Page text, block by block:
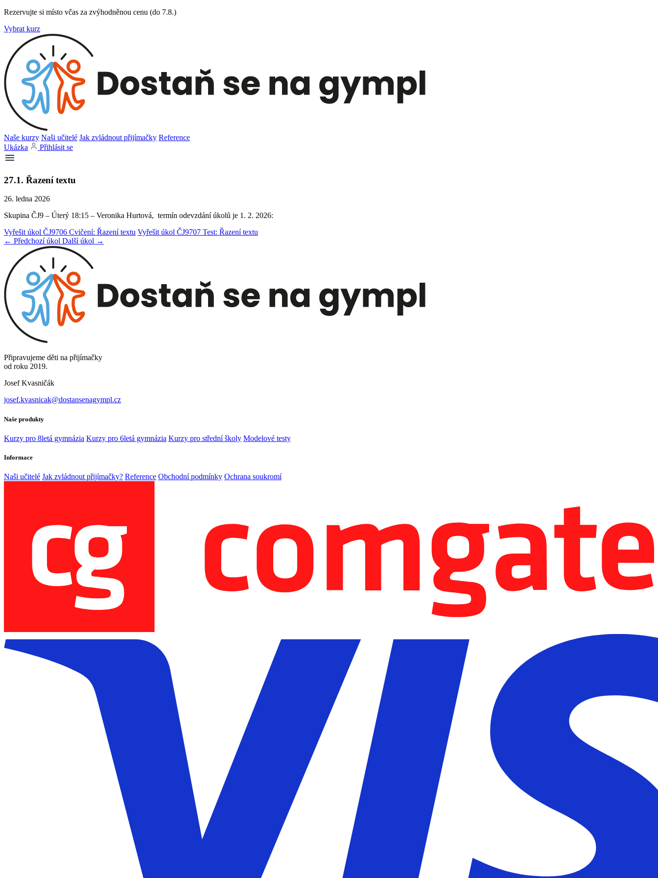
Rezervujte si místo včas za zvýhodněnou cenu (do 7.8.)
Vybrat kurz
Naše kurzy Naši učitelé Jak zvládnout přijímačky Reference
Ukázka
Přihlásit se
27.1. Řazení textu
26. ledna 2026
Skupina ČJ9 – Úterý 18:15 – Veronika Hurtová, termín odevzdání úkolů je 1. 2. 2026:
Vyřešit úkol ČJ9706 Cvičení: Řazení textu Vyřešit úkol ČJ9707 Test: Řazení textu
← Předchozí úkol Další úkol →
Připravujeme děti na přijímačky
od roku 2019.
Josef Kvasničák
josef.kvasnicak@dostansenagympl.cz
Naše produkty
Kurzy pro 8letá gymnázia Kurzy pro 6letá gymnázia Kurzy pro střední školy Modelové testy
Informace
Naši učitelé Jak zvládnout přijímačky? Reference Obchodní podmínky Ochrana soukromí